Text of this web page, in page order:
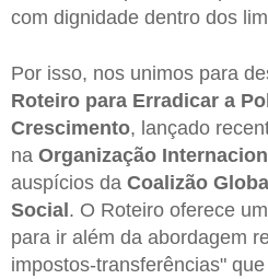
com dignidade dentro dos
Por isso, nos unimos para
Roteiro para Erradicar a
Crescimento, lançado
na Organização
auspícios da Coalizão
Social . O Roteiro oferece
para ir além da abordagem
impostos-transferências"